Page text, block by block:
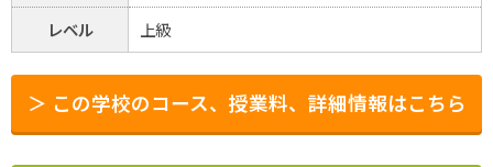
レベル
上級
＞ この学校のコース、授業料、詳細情報はこちら